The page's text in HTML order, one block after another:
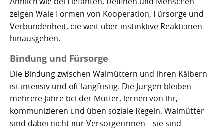
Santa Cruz de Tenerife
Santa Úrsula
Tacoronte
Tegueste
zeigen Wale Formen von Kooperation, Fürsorge und
Verbundenheit, die weit über instinktive Reaktionen
hinausgehen.
Bindung und Fürsorge
Die Bindung zwischen Walmüttern und ihren Kälbern
ist intensiv und oft langfristig. Die Jungen bleiben
mehrere Jahre bei der Mutter, lernen von ihr,
kommunizieren und üben soziale Regeln. Walmütter
sind dabei nicht nur Versorgerinnen – sie sind